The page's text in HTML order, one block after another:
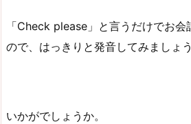
「Check please」と言うだけでお
ので、はっきりと発音してみましょう
いかがでしょうか。